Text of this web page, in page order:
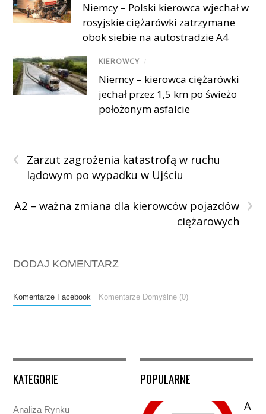
Niemcy – Polski kierowca wjechał w
rosyjskie ciężarówki zatrzymane
obok siebie na autostradzie A4
KIEROWCY /
Niemcy – kierowca ciężarówki
jechał przez 1,5 km po świeżo
położonym asfalcie
‹
Zarzut zagrożenia katastrofą w ruchu
lądowym po wypadku w Ujściu
›
A2 – ważna zmiana dla kierowców pojazdów
ciężarowych
DODAJ KOMENTARZ
Komentarze Facebook Komentarze Domyślne (0)
KATEGORIE
Analiza Rynku
POPULARNE
A